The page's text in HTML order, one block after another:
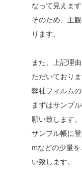
なって見えます
そのため、主
ります。
また、上記理
ただいておりま
弊社フィルム
まずはサンプ
願い致します。
サンプル帳に
mなどの少量
い致します。